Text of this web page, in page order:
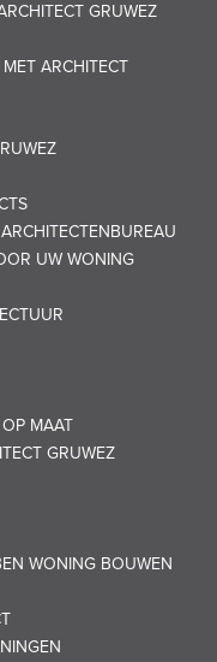
GRUWEZ
ARCHITECT
UW WONING
MAAT
GRUWEZ
WONING BOUWEN